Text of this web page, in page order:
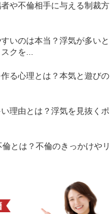
や不倫相手に与える制裁方
いのは本当？浮気が多いと
クを...
る心理とは？本気と遊びの
理由とは？浮気を見抜くポ
とは？不倫のきっかけやリ